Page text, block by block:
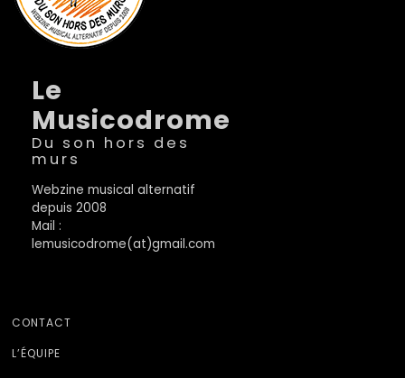
Le
Musicodrome
Du son hors des
murs
Webzine musical alternatif
depuis 2008
Mail :
lemusicodrome(at)gmail.com
CONTACT
L’ÉQUIPE